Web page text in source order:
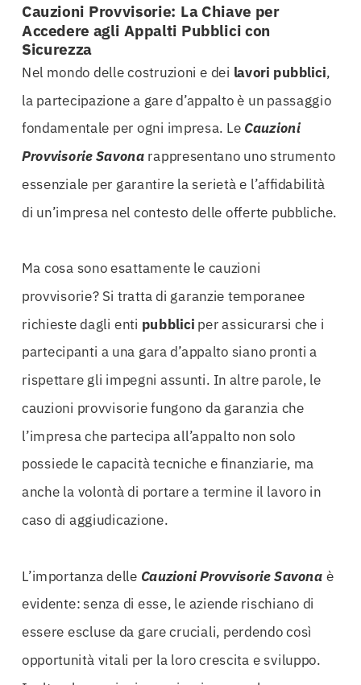
Cauzioni Provvisorie: La Chiave per
Accedere agli Appalti Pubblici con
Sicurezza
Nel mondo delle costruzioni e dei lavori pubblici,
la partecipazione a gare d’appalto è un passaggio
fondamentale per ogni impresa. Le Cauzioni
Provvisorie Savona rappresentano uno strumento
essenziale per garantire la serietà e l’affidabilità
di un’impresa nel contesto delle offerte pubbliche.
Ma cosa sono esattamente le cauzioni
provvisorie? Si tratta di garanzie temporanee
richieste dagli enti pubblici per assicurarsi che i
partecipanti a una gara d’appalto siano pronti a
rispettare gli impegni assunti. In altre parole, le
cauzioni provvisorie fungono da garanzia che
l’impresa che partecipa all’appalto non solo
possiede le capacità tecniche e finanziarie, ma
anche la volontà di portare a termine il lavoro in
caso di aggiudicazione.
L’importanza delle Cauzioni Provvisorie Savona è
evidente: senza di esse, le aziende rischiano di
essere escluse da gare cruciali, perdendo così
opportunità vitali per la loro crescita e sviluppo.